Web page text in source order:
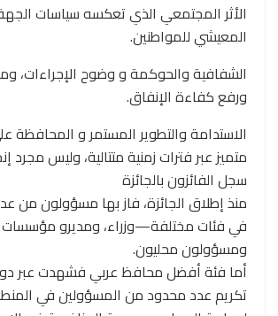
الأثر المجتمعي الذي تعكسه سياسات
المعيشي للمواطنين.
الشفافية والحوكمة و وضوح الإجراءات،
ورفع كفاءة الإنفاق.
الاستدامة والتطوير المستمر و
متميز عبر فترات زمنية متتالية، وليس مجرد
سجل الفائزون بالجائزة
منذ إطلاق الجائزة، فاز بها مسؤولون من
في فئات مختلفة—وزراء، ومديرو
ومسؤولون محليون.
أما فئة أفضل محافظ عربي فشهدت عبر
تكريم عدد محدود من المسؤولين في